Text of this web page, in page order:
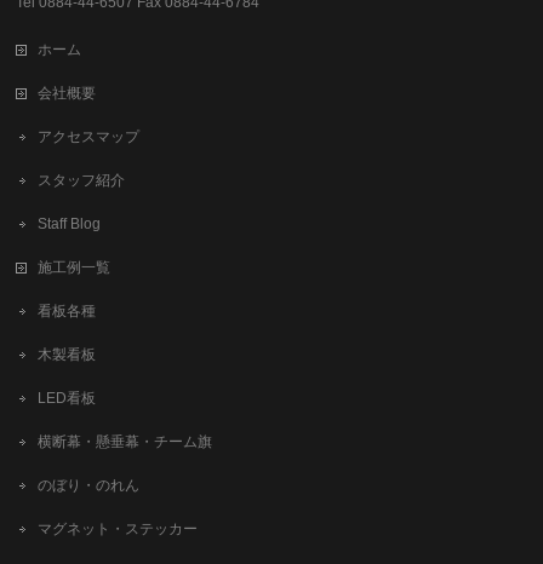
ホーム
会社概要
アクセスマップ
スタッフ紹介
Staff Blog
施工例一覧
看板各種
木製看板
LED看板
横断幕・懸垂幕・チーム旗
のぼり・のれん
マグネット・ステッカー